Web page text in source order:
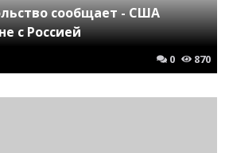
сообщает - США
с Россией
0 870